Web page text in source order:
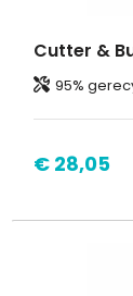
Cutter &
95%
€ 28,05